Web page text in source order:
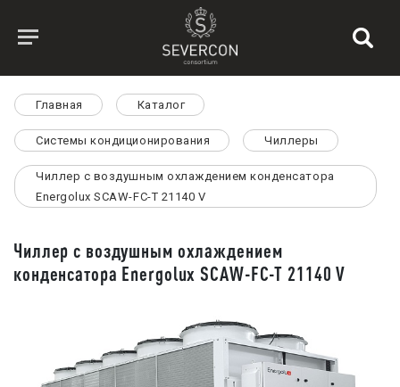
Главная Каталог
Системы кондиционирования Чиллеры
Чиллер с воздушным охлаждением конденсатора
Energolux SCAW-FC-T 21140 V
Чиллер с воздушным охлаждением
конденсатора Energolux SCAW-FC-T 21140 V